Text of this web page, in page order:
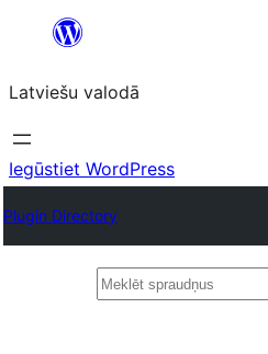
Pāriet
saturu
Latviešu valodā
Iegūstiet WordPress
Plugin Directory
Meklēt